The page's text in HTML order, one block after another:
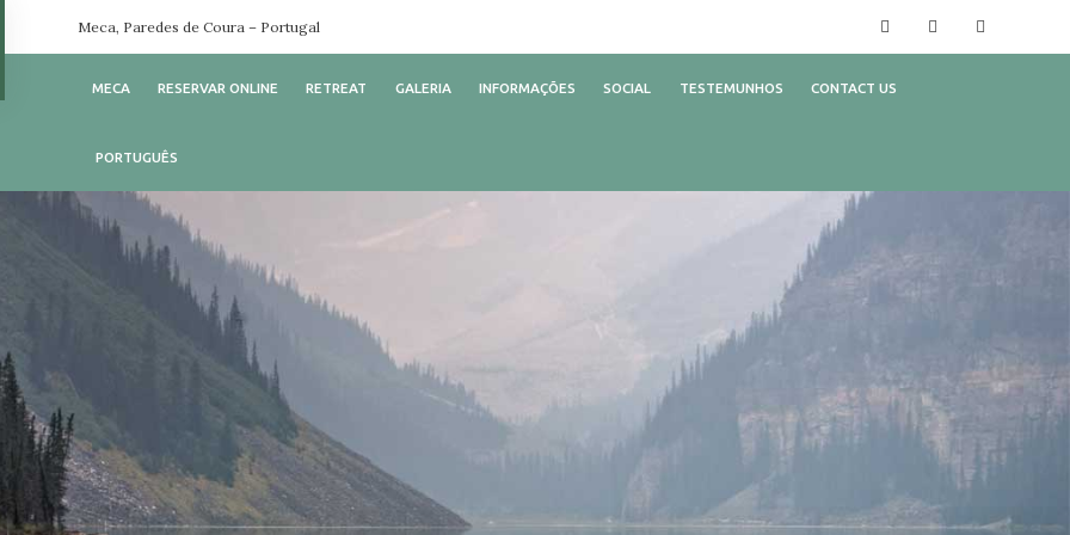
Meca, Paredes de Coura – Portugal FacebookInstagram
MECA RESERVAR ONLINE RETREAT GALERIA INFORMAÇÕES SOCIAL TESTEMUNHOS CONTACT US
PORTUGUÊS